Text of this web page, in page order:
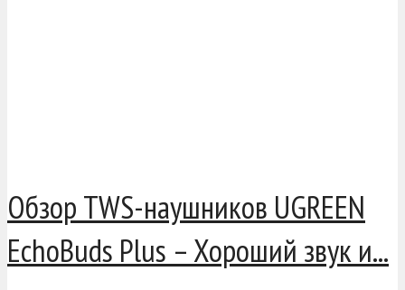
Обзор TWS-наушников UGREEN
EchoBuds Plus – Хороший звук и...